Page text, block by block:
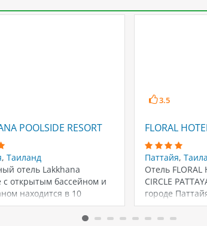
POOLSIDE RESORT
, Таиланд
отель Lakkhana
с открытым бассейном и
находится в 10
езды от…
3.5
FLORAL
Паттайя,
Отель FLORAL
CIRCLE
городе
северной